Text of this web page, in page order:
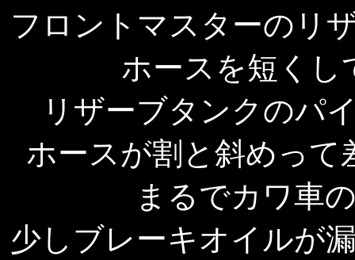
フロントマスターのリ
ホースを短くし
リザーブタンクのパ
ホースが割と斜めっ
まるでカワ車
少しブレーキオイルが